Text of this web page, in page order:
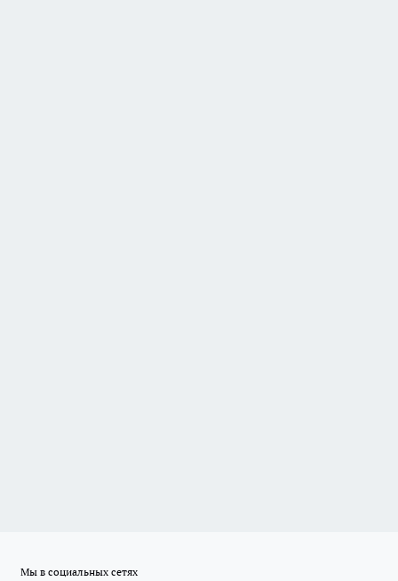
Мы в социальных сетях